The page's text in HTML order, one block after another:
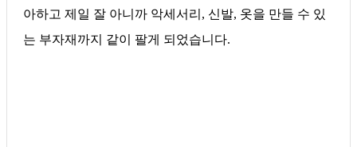
아하고 제일 잘 아니까 악세서리, 신발, 옷을 만들 수 있
는 부자재까지 같이 팔게 되었습니다.